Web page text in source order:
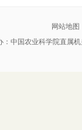
网站地图
：中国农业科学院直属